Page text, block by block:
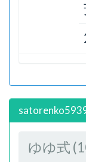
ゆゆ式